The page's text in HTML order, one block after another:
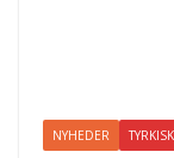
NYHEDER